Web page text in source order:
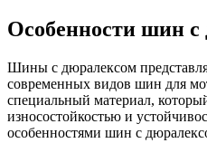
Особенности шин с
Шины с дюралексом
современных видов шин для
специальный материал,
износостойкостью и
особенностями шин с